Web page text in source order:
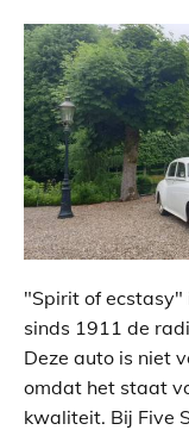
"Spirit of ecstasy"
sinds 1911 de
Deze auto is niet
omdat het staat
kwaliteit. Bij Five